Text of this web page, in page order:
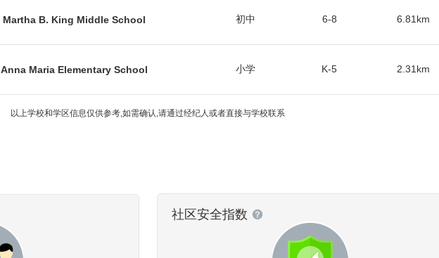
元，年涨幅达31.9%。近几年来，很多嗅觉敏锐的华人买家纷纷入场，保守估计生活在奥兰多的华
Martha B. King Middle School 初中 6-8 6.81 km
Anna Maria Elementary School 小学 K-5 2.31 km
以上学校和学区信息仅供参考,如需确认,请通过经纪人或者直接与学校联系
社区安全指数